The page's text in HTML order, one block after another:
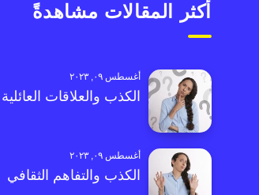
أكثر المقالات مشاهدةً
أغسطس ٠٩, ٢٠٢٣
الكذب والعلاقات العائلية
أغسطس ٠٩, ٢٠٢٣
الكذب والتفاهم الثقافي